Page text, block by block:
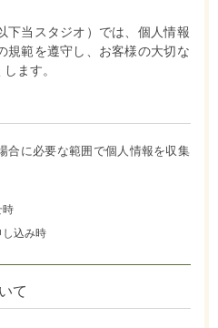
下当スタジオ）では、個人情報
規範を遵守し、お客様の大切な
ます。
合に必要な範囲で個人情報を収集
時
し込み時
て